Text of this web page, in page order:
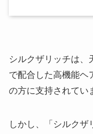
シルクザリッチは、
で配合した高機能ヘ
の方に支持されてい
しかし、「シルクザ